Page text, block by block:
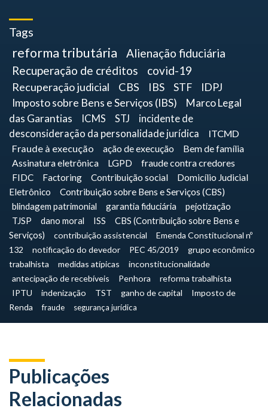
Tags
reforma tributária
Alienação fiduciária
Recuperação de créditos
covid-19
Recuperação judicial CBS IBS STF
IDPJ
Imposto sobre Bens e Serviços (IBS)
Marco Legal
das Garantias
ICMS STJ
incidente de
desconsideração da personalidade jurídica
ITCMD
Fraude à execução
ação de execução
Bem de família
Assinatura eletrônica
LGPD fraude contra credores
FIDC Factoring Contribuição social
Domicílio Judicial
Eletrônico
Contribuição sobre Bens e Serviços (CBS)
blindagem patrimonial
garantia fiduciária
pejotização
TJSP
dano moral ISS
CBS (Contribuição sobre Bens e
Serviços)
contribuição assistencial
Emenda Constitucional nº
132
notificação do devedor PEC 45/2019
grupo econômico
trabalhista
medidas atípicas
inconstitucionalidade
antecipação de recebíveis
Penhora
reforma trabalhista
IPTU
indenização TST ganho de capital
Imposto de
Renda
fraude segurança jurídica
Publicações
Relacionadas